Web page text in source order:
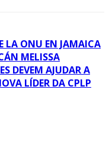
LA ONU EN JAMAICA
MELISSA
DEVEM AJUDAR A
LÍDER DA CPLP